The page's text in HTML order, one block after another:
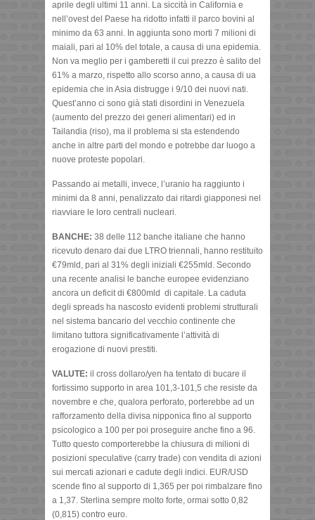
aprile degli ultimi 11 anni. La siccità in California e
nell’ovest del Paese ha ridotto infatti il parco bovini al
minimo da 63 anni. In aggiunta sono morti 7 milioni di
maiali, pari al 10% del totale, a causa di una epidemia.
Non va meglio per i gamberetti il cui prezzo è salito del
61% a marzo, rispetto allo scorso anno, a causa di ua
epidemia che in Asia distrugge i 9/10 dei nuovi nati.
Quest’anno ci sono già stati disordini in Venezuela
(aumento del prezzo dei generi alimentari) ed in
Tailandia (riso), ma il problema si sta estendendo
anche in altre parti del mondo e potrebbe dar luogo a
nuove proteste popolari.
Passando ai metalli, invece, l’uranio ha raggiunto i
minimi da 8 anni, penalizzato dai ritardi giapponesi nel
riavviare le loro centrali nucleari.
BANCHE: 38 delle 112 banche italiane che hanno
ricevuto denaro dai due LTRO triennali, hanno restituito
€79mld, pari al 31% degli iniziali €255mld. Secondo
una recente analisi le banche europee evidenziano
ancora un deficit di €800mld di capitale. La caduta
degli spreads ha nascosto evidenti problemi strutturali
nel sistema bancario del vecchio continente che
limitano tuttora significativamente l’attività di
erogazione di nuovi prestiti.
VALUTE: il cross dollaro/yen ha tentato di bucare il
fortissimo supporto in area 101,3-101,5 che resiste da
novembre e che, qualora perforato, porterebbe ad un
rafforzamento della divisa nipponica fino al supporto
psicologico a 100 per poi proseguire anche fino a 96.
Tutto questo comporterebbe la chiusura di milioni di
posizioni speculative (carry trade) con vendita di azioni
sui mercati azionari e cadute degli indici. EUR/USD
scende fino al supporto di 1,365 per poi rimbalzare fino
a 1,37. Sterlina sempre molto forte, ormai sotto 0,82
(0,815) contro euro.